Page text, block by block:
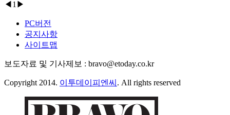
◀ 1 ▶
PC버전
공지사항
사이트맵
보도자료 및 기사제보 : bravo@etoday.co.kr
Copyright 2014. 이투데이피엔씨 . All rights reserved